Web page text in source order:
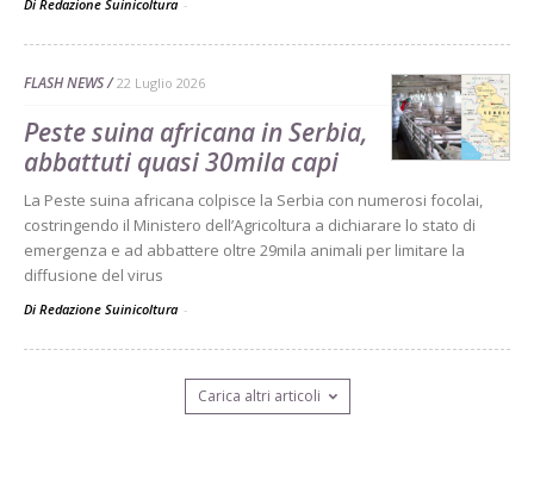
Di Redazione Suinicoltura -
FLASH NEWS 22 Luglio 2026
Peste suina africana in Serbia,
abbattuti quasi 30mila capi
La Peste suina africana colpisce la Serbia con numerosi focolai,
costringendo il Ministero dell’Agricoltura a dichiarare lo stato di
emergenza e ad abbattere oltre 29mila animali per limitare la
diffusione del virus
Di Redazione Suinicoltura -
Carica altri articoli